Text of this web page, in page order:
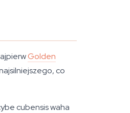
Golden
co
cubensis waha